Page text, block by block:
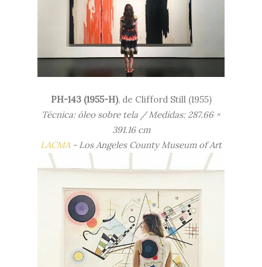
PH-143 (1955-H), de Clifford Still (1955)
Técnica: óleo sobre tela / Medidas: 287.66 ×
391.16 cm
LACMA - Los Angeles County Museum of Art